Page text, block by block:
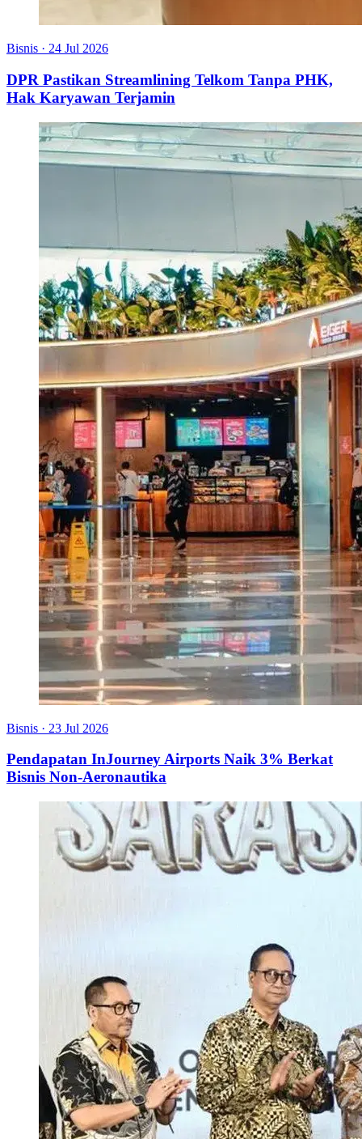
Bisnis · 24 Jul 2026
DPR Pastikan Streamlining Telkom Tanpa PHK,
Hak Karyawan Terjamin
Bisnis · 23 Jul 2026
Pendapatan InJourney Airports Naik 3% Berkat
Bisnis Non-Aeronautika